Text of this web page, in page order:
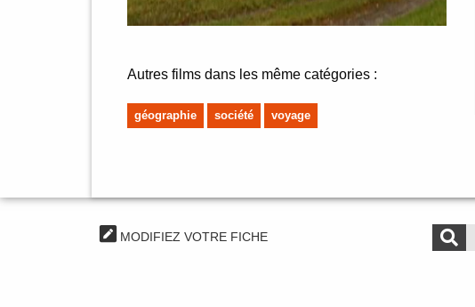
Autres films dans les même catégories :
géographie société voyage
MODIFIEZ VOTRE FICHE